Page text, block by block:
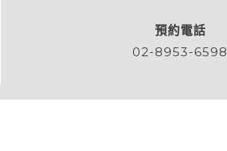
預約電話
02-8953-6598